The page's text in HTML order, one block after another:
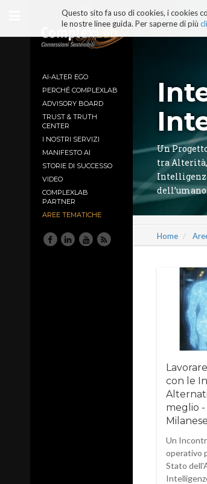
AI-ALTER EGO
PERCHÉ COMPLEXLAB
ADVISORY BOARD
TRUST & TRUTH
CENTER
I NOSTRI SERVIZI
MANIFESTO AI
STORIE DI SUCCESSO
VIDEO
COMPLEXLAB
PARTNER
AREE TEMATICHE
Questo sito fa uso di cookies, i cookies
le nostre linee guida. Per saperne di più
Un
tra
Home
con le
meglio
Milanese
Un
operativo
Stato